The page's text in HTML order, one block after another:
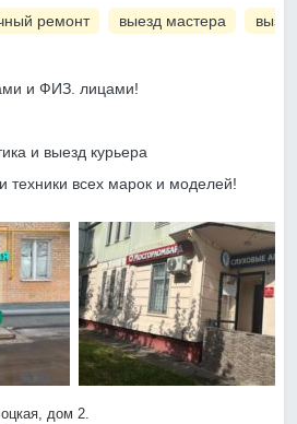
ремонт выезд мастера
и ФИЗ. лицами!
и выезд курьера
техники всех марок и моделей!
дом 2.